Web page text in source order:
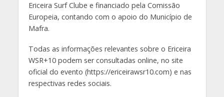
Ericeira Surf Clube e financiado pela Comissão
Europeia, contando com o apoio do Município de
Mafra.
Todas as informações relevantes sobre o Ericeira
WSR+10 podem ser consultadas online, no site
oficial do evento (https://ericeirawsr10.com) e nas
respectivas redes sociais.